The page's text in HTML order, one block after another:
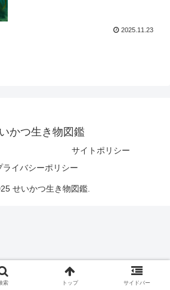
2025.11.23
かつ生き物図鑑
サイトポリシー
ライバシーポリシー
せいかつ生き物図鑑.
索 トップ サイドバー